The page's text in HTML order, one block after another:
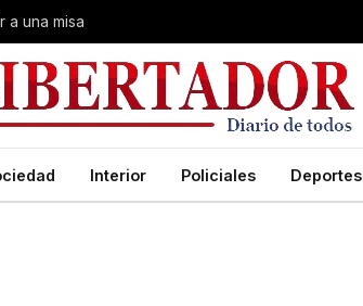
a una misa
Interior Policiales Deportes